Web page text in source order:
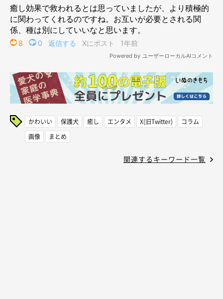
かわいい 保護犬 癒し エンタメ X(旧Twitter)
コラム
画像
まとめ
関連するキーワード一覧